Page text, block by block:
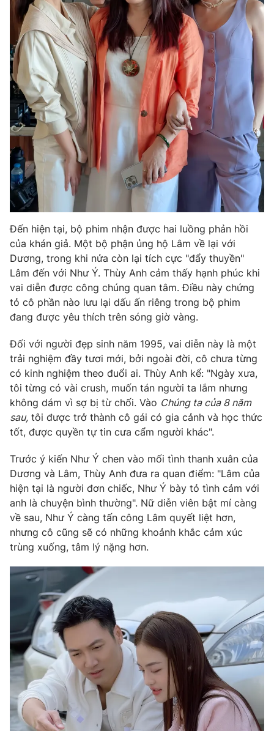
VTV Sức khoẻ Bất động sản
Thị trường 24h Tấm lòng Việt
VTV4 Vươn mình bằng AI
VTV9 VTV8
Liên hệ tòa soạn English
THỜI BÁO VTV
Theo dõi báo trên
Cơ quan chủ quản:Đài Truyền hình Việt Nam
Giấy phép hoạt động báo in và báo điện tử số 483/GP-BTTTT
cấp ngày 29/12/2023
Tổng Biên tập:Vũ Thanh Thủy
Phó Tổng Biên tập: Nguyễn Thị Mỹ Hạnh, Phạm Quốc Thắng,
Nguyễn Trọng Ninh
Tổng đài VTV:024.38 355 931 - 024.38 355 932
Ðiện thoại Thời báo VTV:
024.66 897 897
Email:toasoan@vtv.vn
Liên hệ quảng cáo: 024-7300.7108
® Cấm sao chép dưới mọi hình thức nếu không có sự chấp
thuận bằng văn bản. Ghi rõ nguồn VTV.vn khi phát hành lại
thông tin từ website này.
Đến hiện tại, bộ phim nhận được hai luồng phản hồi
của khán giả. Một bộ phận ủng hộ Lâm về lại với
Dương, trong khi nửa còn lại tích cực "đẩy thuyền"
Lâm đến với Như Ý. Thùy Anh cảm thấy hạnh phúc khi
vai diễn được công chúng quan tâm. Điều này chứng
tỏ cô phần nào lưu lại dấu ấn riêng trong bộ phim
đang được yêu thích trên sóng giờ vàng.
Đối với người đẹp sinh năm 1995, vai diễn này là một
trải nghiệm đầy tươi mới, bởi ngoài đời, cô chưa từng
có kinh nghiệm theo đuổi ai. Thùy Anh kể: "Ngày xưa,
tôi từng có vài crush, muốn tán người ta lắm nhưng
không dám vì sợ bị từ chối. Vào Chúng ta của 8 năm
sau, tôi được trở thành cô gái có gia cảnh và học thức
tốt, được quyền tự tin cưa cẩm người khác".
Trước ý kiến Như Ý chen vào mối tình thanh xuân của
Dương và Lâm, Thùy Anh đưa ra quan điểm: "Lâm của
hiện tại là người đơn chiếc, Như Ý bày tỏ tình cảm với
anh là chuyện bình thường". Nữ diễn viên bật mí càng
về sau, Như Ý càng tấn công Lâm quyết liệt hơn,
nhưng cô cũng sẽ có những khoảnh khắc cảm xúc
trùng xuống, tâm lý nặng hơn.